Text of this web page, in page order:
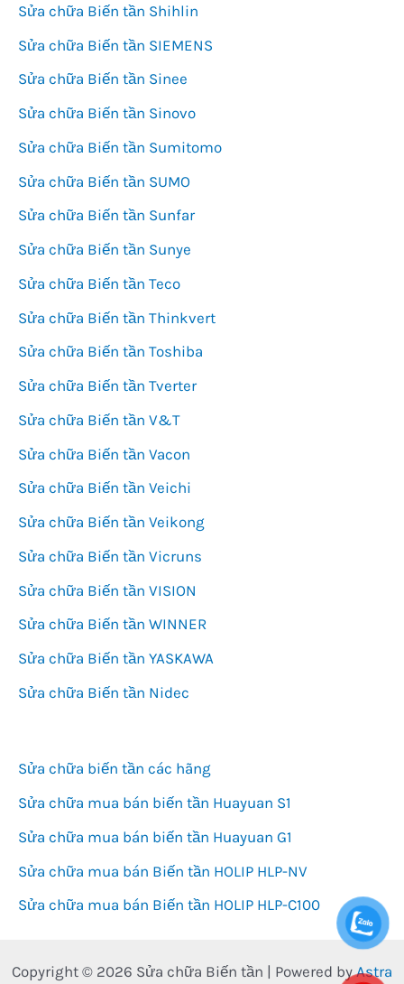
Sửa chữa Biến tần Shihlin
Sửa chữa Biến tần SIEMENS
Sửa chữa Biến tần Sinee
Sửa chữa Biến tần Sinovo
Sửa chữa Biến tần Sumitomo
Sửa chữa Biến tần SUMO
Sửa chữa Biến tần Sunfar
Sửa chữa Biến tần Sunye
Sửa chữa Biến tần Teco
Sửa chữa Biến tần Thinkvert
Sửa chữa Biến tần Toshiba
Sửa chữa Biến tần Tverter
Sửa chữa Biến tần V&T
Sửa chữa Biến tần Vacon
Sửa chữa Biến tần Veichi
Sửa chữa Biến tần Veikong
Sửa chữa Biến tần Vicruns
Sửa chữa Biến tần VISION
Sửa chữa Biến tần WINNER
Sửa chữa Biến tần YASKAWA
Sửa chữa Biến tần Nidec
Sửa chữa biến tần các hãng
Sửa chữa mua bán biến tần Huayuan S1
Sửa chữa mua bán biến tần Huayuan G1
Sửa chữa mua bán Biến tần HOLIP HLP-NV
Sửa chữa mua bán Biến tần HOLIP HLP-C100
Copyright © 2026 Sửa chữa Biến tần | Powered byAstra